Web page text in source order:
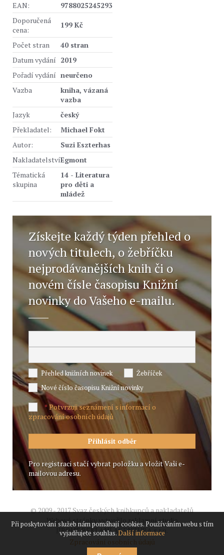
EAN:
9788025245293
Doporučená
cena:
199 Kč
Počet stran
40 stran
Datum vydání 2019
Pořadí vydání neurčeno
Vazba
kniha, vázaná
vazba
Jazyk
český
Překladatel:
Michael Fokt
Autor:
Suzi Eszterhas
NakladatelstvíEgmont
Tématická
skupina
14 - Literatura
pro děti a
mládež
Získejte každý týden přehled o
nových titulech, o žebříčku
nejprodávanějších knih či o
novém čísle časopisu Knižní
novinky do Vašeho e-mailu.
Přehled knižních novinek
Žebříček
Nové číslo časopisu Knižní novinky
*Potvrzuji seznámení s informací o
zpracování osobních údajů
Pro registraci stačí vybrat položku a vložit Vaši e-
mailovou adresu.
© 2009 - 2017 Svaz českých knihkupců a nakladatelů
Webové stránky vytvořilo reklamní studio
JIROUT REKLANÍ AGENTURA s.r.o.
Zpracování osobních údajů
Při poskytování služeb nám pomáhají cookies. Používáním webu s tím
vyjadřujete souhlas.Další informace